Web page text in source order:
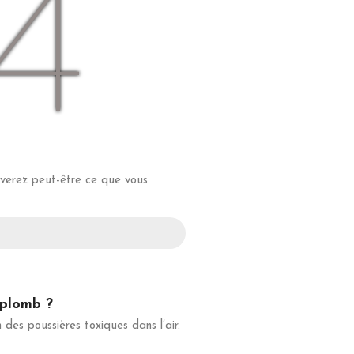
peut-être ce que vous
?
poussières toxiques dans l’air.